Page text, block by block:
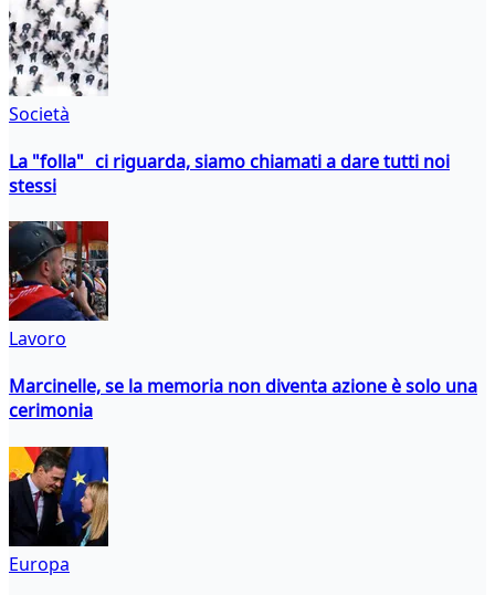
Società
La "folla" ci riguarda, siamo chiamati a dare tutti noi
stessi
Lavoro
Marcinelle, se la memoria non diventa azione è solo una
cerimonia
Europa